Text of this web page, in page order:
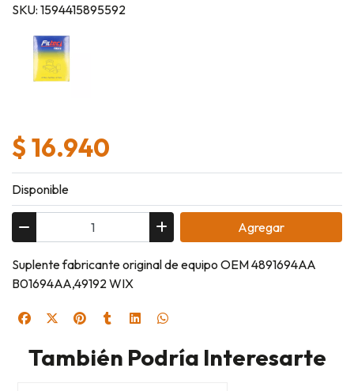
SKU: 1594415895592
$ 16.940
Disponible
Agregar
Suplente fabricante original de equipo OEM 4891694AA
B01694AA,49192 WIX
También Podría Interesarte